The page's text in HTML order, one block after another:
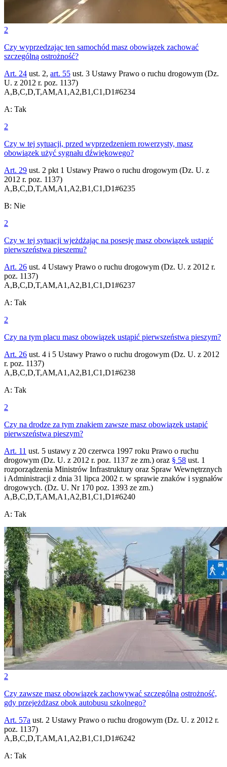
2
Czy wyprzedzając ten samochód masz obowiązek zachować
szczególną ostrożność?
Art. 24 ust. 2, art. 55 ust. 3 Ustawy Prawo o ruchu drogowym (Dz.
U. z 2012 r. poz. 1137)
A,B,C,D,T,AM,A1,A2,B1,C1,D1#6234
A: Tak
2
Czy w tej sytuacji, przed wyprzedzeniem rowerzysty, masz
obowiązek użyć sygnału dźwiękowego?
Art. 29 ust. 2 pkt 1 Ustawy Prawo o ruchu drogowym (Dz. U. z
2012 r. poz. 1137)
A,B,C,D,T,AM,A1,A2,B1,C1,D1#6235
B: Nie
2
Czy w tej sytuacji wjeżdżając na posesję masz obowiązek ustąpić
pierwszeństwa pieszemu?
Art. 26 ust. 4 Ustawy Prawo o ruchu drogowym (Dz. U. z 2012 r.
poz. 1137)
A,B,C,D,T,AM,A1,A2,B1,C1,D1#6237
A: Tak
2
Czy na tym placu masz obowiązek ustąpić pierwszeństwa pieszym?
Art. 26 ust. 4 i 5 Ustawy Prawo o ruchu drogowym (Dz. U. z 2012
r. poz. 1137)
A,B,C,D,T,AM,A1,A2,B1,C1,D1#6238
A: Tak
2
Czy na drodze za tym znakiem zawsze masz obowiązek ustąpić
pierwszeństwa pieszym?
Art. 11 ust. 5 ustawy z 20 czerwca 1997 roku Prawo o ruchu
drogowym (Dz. U. z 2012 r. poz. 1137 ze zm.) oraz § 58 ust. 1
rozporządzenia Ministrów Infrastruktury oraz Spraw Wewnętrznych
i Administracji z dnia 31 lipca 2002 r. w sprawie znaków i sygnałów
drogowych. (Dz. U. Nr 170 poz. 1393 ze zm.)
A,B,C,D,T,AM,A1,A2,B1,C1,D1#6240
A: Tak
2
Czy zawsze masz obowiązek zachowywać szczególną ostrożność,
gdy przejeżdżasz obok autobusu szkolnego?
Art. 57a ust. 2 Ustawy Prawo o ruchu drogowym (Dz. U. z 2012 r.
poz. 1137)
A,B,C,D,T,AM,A1,A2,B1,C1,D1#6242
A: Tak